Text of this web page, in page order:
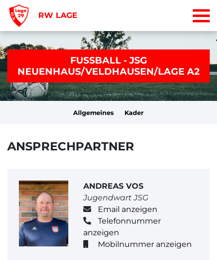
RW LAGE
FUSSBALL - JSG
NEUENHAUS/VELDHAUSEN/LAGE A2
Allgemeines Kader
ANSPRECHPARTNER
ANDREAS VOS
Jugendwart JSG
Email anzeigen
Telefonnummer
anzeigen
Mobilnummer anzeigen